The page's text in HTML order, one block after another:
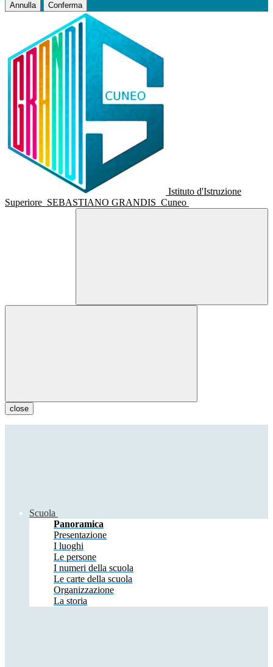
Annulla Conferma
Istituto d'Istruzione
Superiore SEBASTIANO GRANDIS Cuneo
close
Scuola
Panoramica
Presentazione
I luoghi
Le persone
I numeri della scuola
Le carte della scuola
Organizzazione
La storia